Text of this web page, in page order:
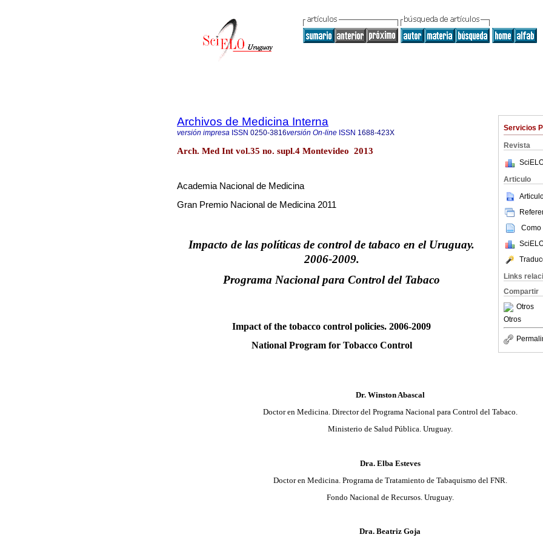
Servicios
Revista
Articulo
Como
Links
Compartir
Otros
Otros
Archivos de Medicina Interna
versión impresa ISSN 0250-3816versión On-line ISSN 1688-423X
Arch. Med Int vol.35 no. supl.4 Montevideo 2013
Academia Nacional de Medicina
Gran Premio Nacional de Medicina 2011
Impacto de las políticas de control de tabaco en el Uruguay.
2006-2009.
Programa Nacional para Control del Tabaco
Impact of the tobacco control policies. 2006-2009
National Program for Tobacco Control
Dr. Winston Abascal
Doctor en Medicina. Director del Programa Nacional para Control del Tabaco.
Ministerio de Salud Pública. Uruguay.
Dra. Elba Esteves
Doctor en Medicina. Programa de Tratamiento de Tabaquismo del FNR.
Fondo Nacional de Recursos. Uruguay.
Dra. Beatriz Goja